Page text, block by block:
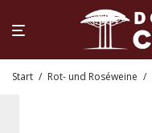
Start / Rot- und Roséweine /